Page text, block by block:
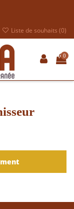
Liste de souhaits (0)
0